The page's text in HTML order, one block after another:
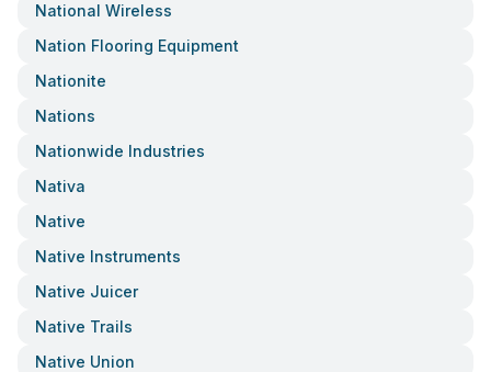
National Wireless
Nation Flooring Equipment
Nationite
Nations
Nationwide Industries
Nativa
Native
Native Instruments
Native Juicer
Native Trails
Native Union